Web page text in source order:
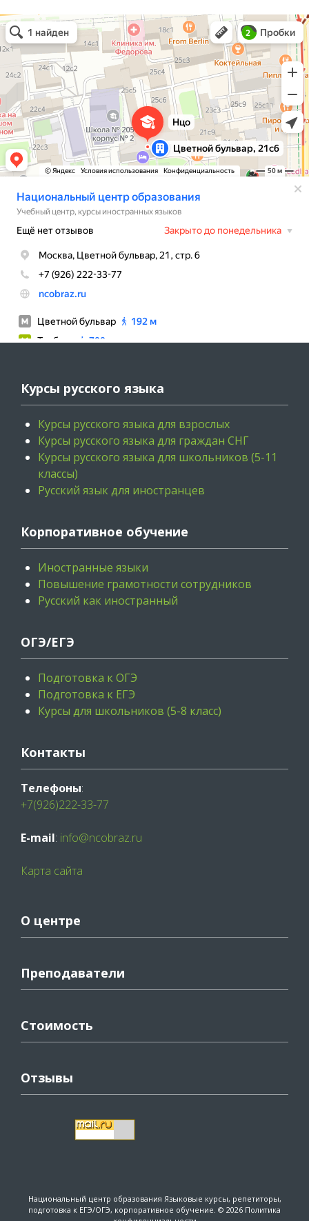
Курсы русского языка
Курсы русского языка для взрослых
Курсы русского языка для граждан СНГ
Курсы русского языка для школьников (5-11
классы)
Русский язык для иностранцев
Корпоративное обучение
Иностранные языки
Повышение грамотности сотрудников
Русский как иностранный
ОГЭ/ЕГЭ
Подготовка к ОГЭ
Подготовка к ЕГЭ
Курсы для школьников (5-8 класс)
Контакты
Телефоны:
+7(926)222-33-77
E-mail: info@ncobraz.ru
Карта сайта
О центре
Преподаватели
Стоимость
Отзывы
Национальный центр образования Языковые курсы, репетиторы,
подготовка к ЕГЭ/ОГЭ, корпоративное обучение. © 2026 Политика